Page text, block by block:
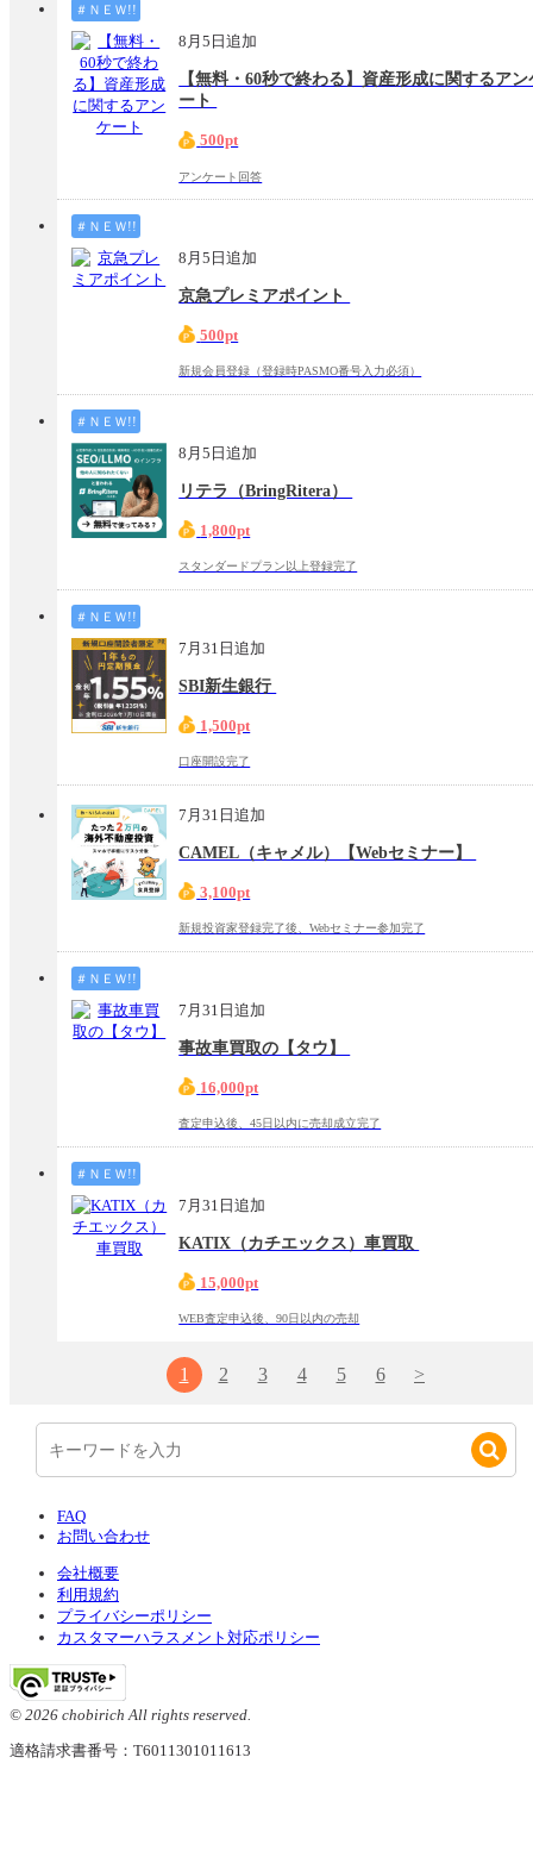
＃ＮＥＷ!!
8月5日追加
【無料・60秒で終わる】資産形成に関するアン
ート
500pt
アンケート回答
＃ＮＥＷ!!
8月5日追加
京急プレミアポイント
500pt
新規会員登録（登録時PASMO番号入力必須）
＃ＮＥＷ!!
8月5日追加
リテラ（BringRitera）
1,800pt
スタンダードプラン以上登録完了
＃ＮＥＷ!!
7月31日追加
SBI新生銀行
1,500pt
口座開設完了
7月31日追加
CAMEL（キャメル）【Webセミナー】
3,100pt
新規投資家登録完了後、Webセミナー参加完了
＃ＮＥＷ!!
7月31日追加
事故車買取の【タウ】
16,000pt
査定申込後、45日以内に売却成立完了
＃ＮＥＷ!!
7月31日追加
KATIX（カチエックス）車買取
15,000pt
WEB査定申込後、90日以内の売却
1 2 3 4 5 6 >
FAQ
お問い合わせ
会社概要
利用規約
プライバシーポリシー
カスタマーハラスメント対応ポリシー
© 2026 chobirich All rights reserved.
適格請求書番号：T6011301011613